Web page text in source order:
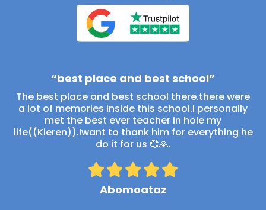
“best place and best school”
The best place and best school there.there were
a lot of memories inside this school.I personally
met the best ever teacher in hole my
life((Kieren)).Iwant to thank him for everything he
do it for us 💞🙏.
Abomoataz